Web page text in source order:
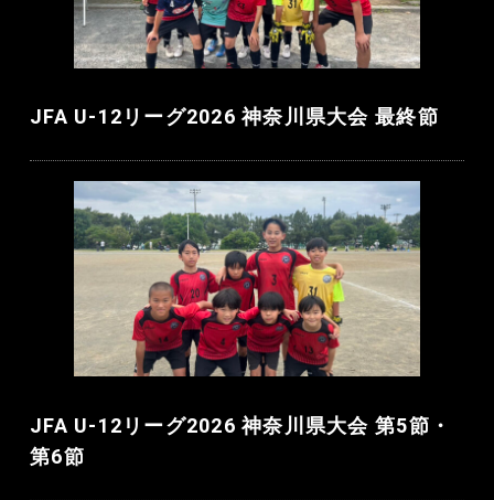
JFA U-12リーグ2026 神奈川県大会 最終節
JFA U-12リーグ2026 神奈川県大会 第5節・
第6節